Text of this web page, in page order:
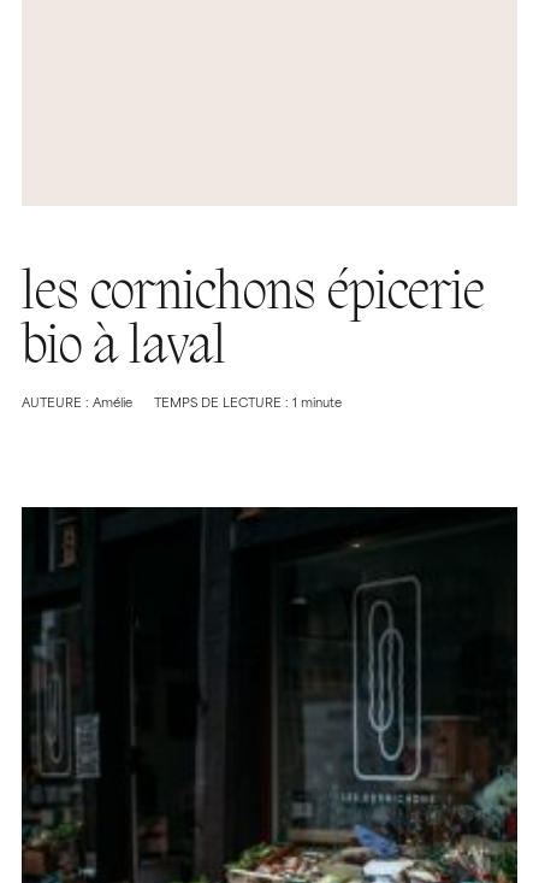
les cornichons épicerie
bio à laval
AUTEURE : Amélie TEMPS DE LECTURE : 1 minute